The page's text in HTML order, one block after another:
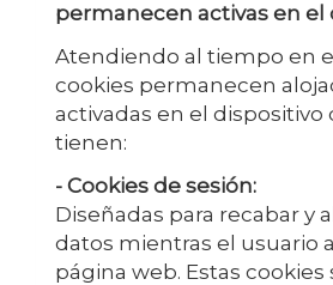
permanecen activas en el
Atendiendo al tiempo en
cookies permanecen
activadas en el dispositivo
tienen:
- Cookies de sesión:
Diseñadas para recabar y
datos mientras el usuario
página web. Estas